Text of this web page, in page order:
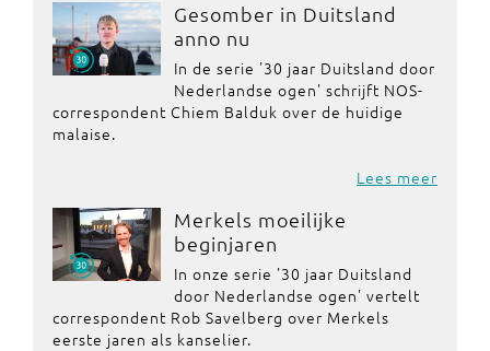
Gesomber in Duitsland
anno nu
In de serie '30 jaar Duitsland door
Nederlandse ogen' schrijft NOS-
correspondent Chiem Balduk over de huidige
malaise.
Lees meer
Merkels moeilijke
beginjaren
In onze serie '30 jaar Duitsland
door Nederlandse ogen' vertelt
correspondent Rob Savelberg over Merkels
eerste jaren als kanselier.